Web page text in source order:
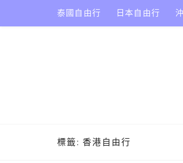
content
泰國自由行 日本自由行
標籤: 香港自由行